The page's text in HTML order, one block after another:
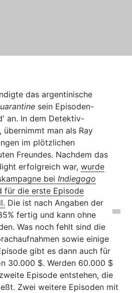
das argentinische
sein Episoden-
an. In dem Detektiv-
man als Ray
im plötzlichen
Freundes. Nachdem das
erfolgreich war, wurde
bei Indiegogo
für die erste Episode
Die ist nach Angaben der
fertig und kann ohne
Was noch fehlt sind die
sowie einige
gibt es dann auch für
30.000 $. Werden 60.000 $
Episode entstehen, die
Zwei weitere Episoden mit